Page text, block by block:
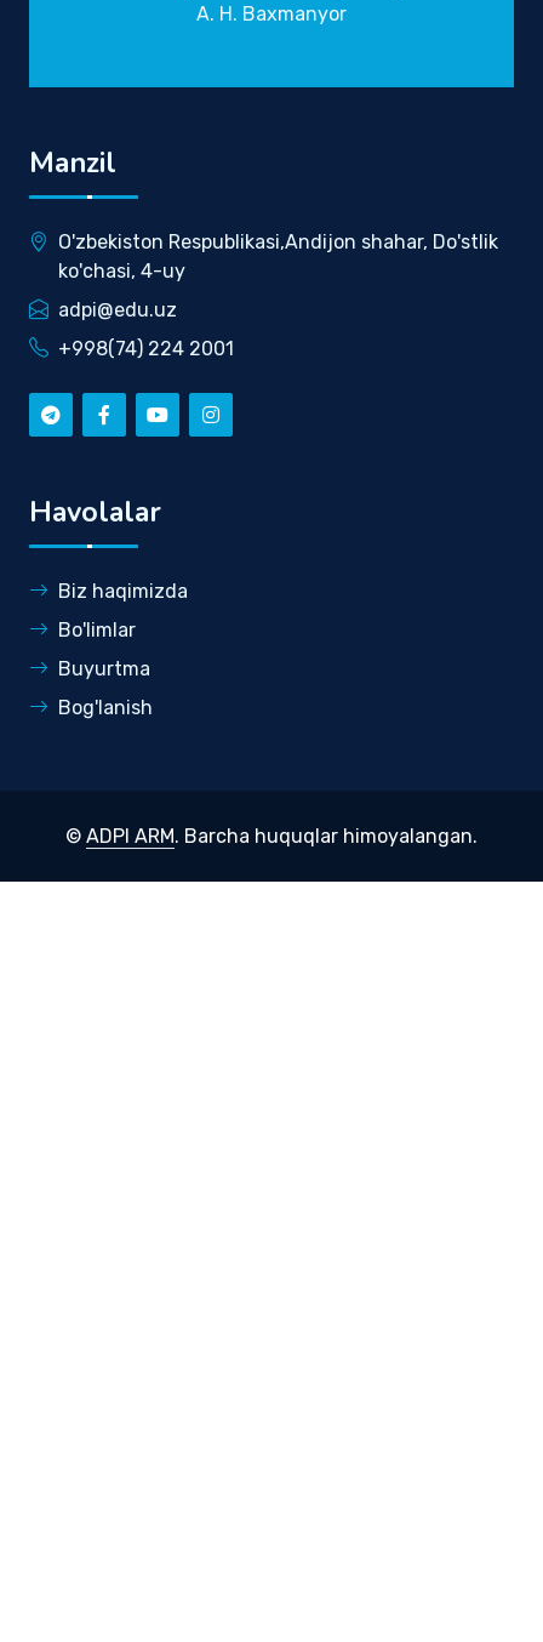
A. H. Baxmanyor
Manzil
O'zbekiston Respublikasi,Andijon shahar, Do'stlik
ko'chasi, 4-uy
adpi@edu.uz
+998(74) 224 2001
Havolalar
Biz haqimizda
Bo'limlar
Buyurtma
Bog'lanish
© ADPI ARM. Barcha huquqlar himoyalangan.